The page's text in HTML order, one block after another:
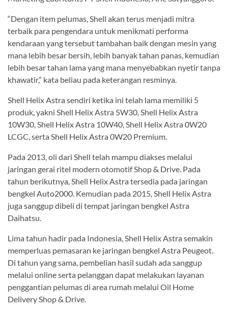
“Dengan item pelumas, Shell akan terus menjadi mitra
terbaik para pengendara untuk menikmati performa
kendaraan yang tersebut tambahan baik dengan mesin yang
mana lebih besar bersih, lebih banyak tahan panas, kemudian
lebih besar tahan lama yang mana menyebabkan nyetir tanpa
khawatir,” kata beliau pada keterangan resminya.
Shell Helix Astra sendiri ketika ini telah lama memiliki 5
produk, yakni Shell Helix Astra 5W30, Shell Helix Astra
10W30, Shell Helix Astra 10W40, Shell Helix Astra 0W20
LCGC, serta Shell Helix Astra 0W20 Premium.
Pada 2013, oli dari Shell telah mampu diakses melalui
jaringan gerai ritel modern otomotif Shop & Drive. Pada
tahun berikutnya, Shell Helix Astra tersedia pada jaringan
bengkel Auto2000. Kemudian pada 2015, Shell Helix Astra
juga sanggup dibeli di tempat jaringan bengkel Astra
Daihatsu.
Lima tahun hadir pada Indonesia, Shell Helix Astra semakin
memperluas pemasaran ke jaringan bengkel Astra Peugeot.
Di tahun yang sama, pembelian hasil sudah ada sanggup
melalui online serta pelanggan dapat melakukan layanan
penggantian pelumas di area rumah melalui Oil Home
Delivery Shop & Drive.